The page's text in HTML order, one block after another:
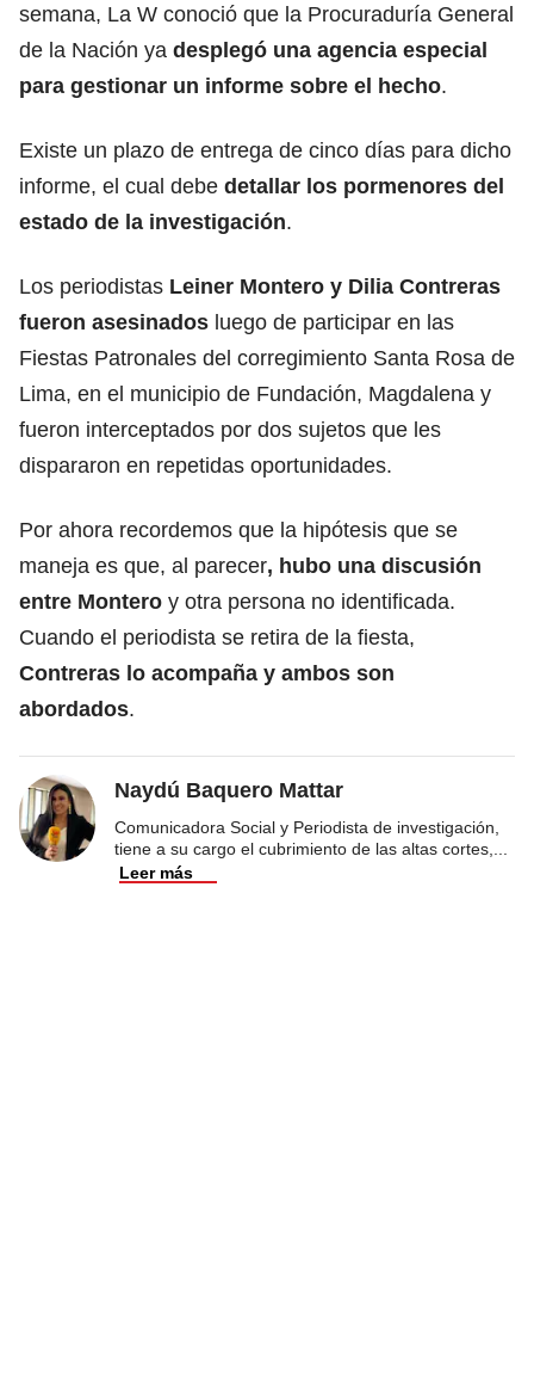
semana, La W conoció que la Procuraduría General
de la Nación ya desplegó una agencia especial
para gestionar un informe sobre el hecho.
Existe un plazo de entrega de cinco días para dicho
informe, el cual debe detallar los pormenores del
estado de la investigación.
Los periodistas Leiner Montero y Dilia Contreras
fueron asesinados luego de participar en las
Fiestas Patronales del corregimiento Santa Rosa de
Lima, en el municipio de Fundación, Magdalena y
fueron interceptados por dos sujetos que les
dispararon en repetidas oportunidades.
Por ahora recordemos que la hipótesis que se
maneja es que, al parecer, hubo una discusión
entre Montero y otra persona no identificada.
Cuando el periodista se retira de la fiesta,
Contreras lo acompaña y ambos son
abordados.
Naydú Baquero Mattar
Comunicadora Social y Periodista de investigación,
tiene a su cargo el cubrimiento de las altas cortes,
Leer más